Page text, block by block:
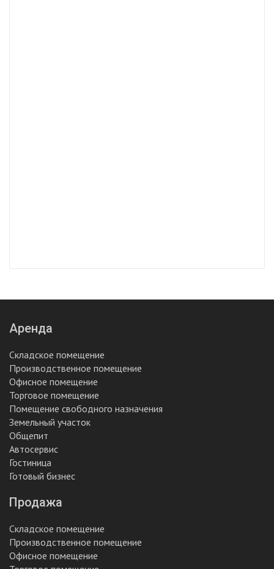
Аренда
Складское помещение
Производственное помещение
Офисное помещение
Торговое помещение
Помещение свободного назначения
Земельный участок
Общепит
Автосервис
Гостиница
Готовый бизнес
Продажа
Складское помещение
Производственное помещение
Офисное помещение